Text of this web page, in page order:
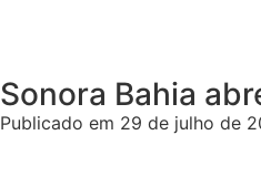
Sonora Bahia
Publicado em 29 de julho de